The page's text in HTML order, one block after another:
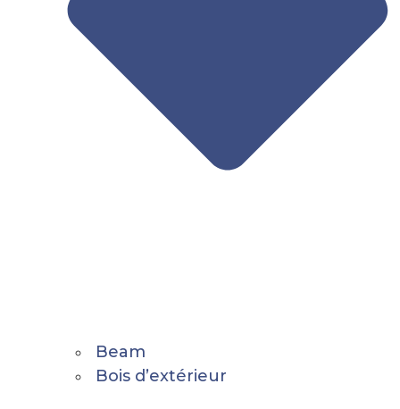
Beam
Bois d’extérieur